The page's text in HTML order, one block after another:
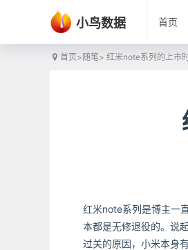
小鸟数据 首页
首页>随笔> 红米note系列的上市
红米note系列是博主一
本都是无修退役的。说
过关的原因，小米本身